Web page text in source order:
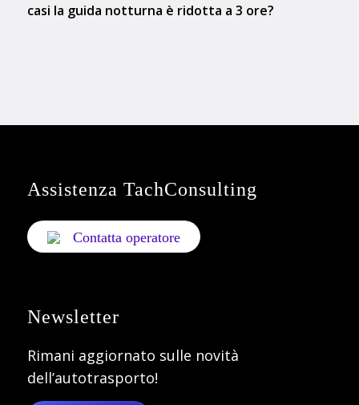
casi la guida notturna è ridotta a 3 ore?
Assistenza TachConsulting
Contatta operatore
Newsletter
Rimani aggiornato sulle novità
dell’autotrasporto!